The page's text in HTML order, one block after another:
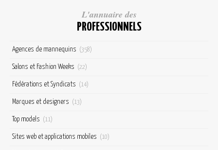
L'annuaire des
PROFESSIONNELS
Agences de mannequins (358)
Salons et Fashion Weeks (22)
Fédérations et Syndicats (14)
Marques et designers (13)
Top models (11)
Sites web et applications mobiles (10)